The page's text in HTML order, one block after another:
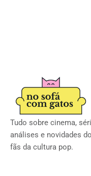
Tudo sobre cinema,
análises e novidades
fãs da cultura pop.